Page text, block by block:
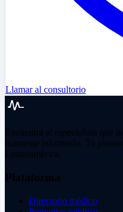
Llamar al consultorio
Encuentra al especialista que
mantente informado. Tu
Latinoamérica.
Plataforma
Directorio médico